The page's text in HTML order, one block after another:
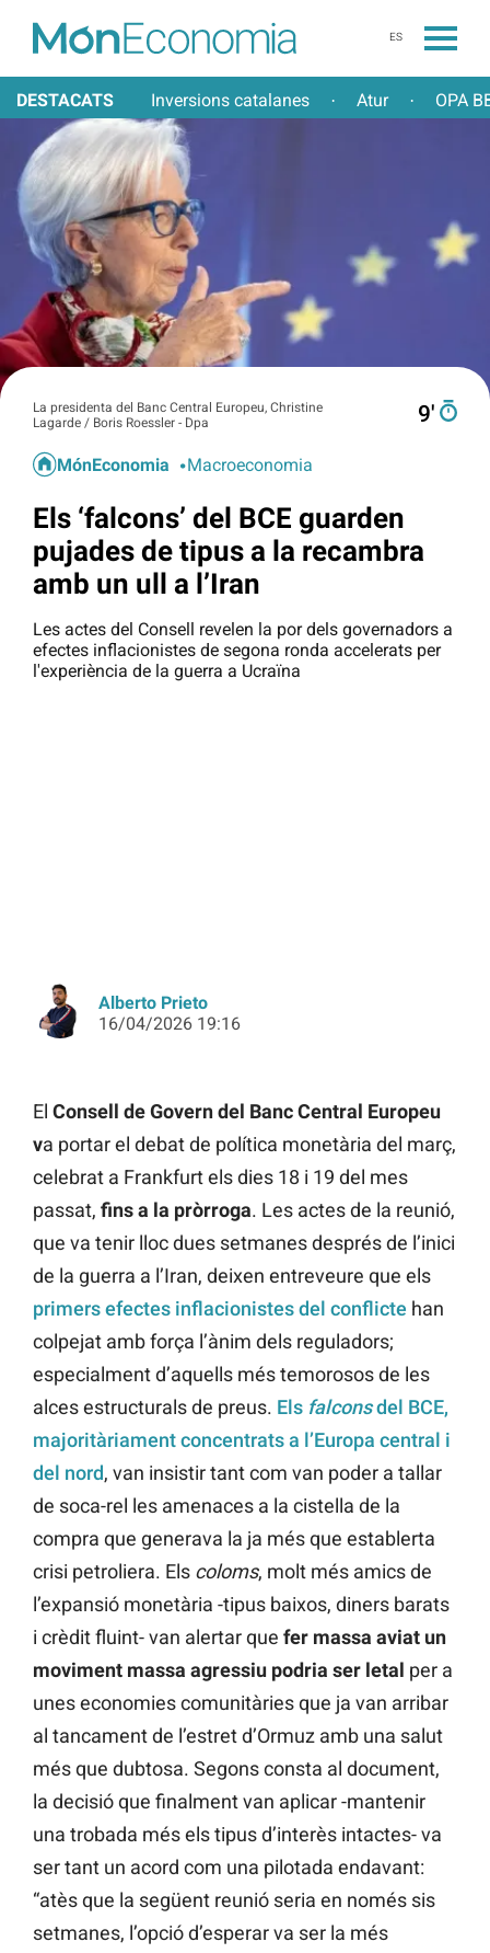
ES
DESTACATS Inversions catalanes · Atur · OPA
La presidenta del Banc Central Europeu, Christine
Lagarde / Boris Roessler - Dpa
9′
MónEconomia Macroeconomia
Els ‘falcons’ del BCE guarden
pujades de tipus a la recambra
amb un ull a l’Iran
Les actes del Consell revelen la por dels governadors a
efectes inflacionistes de segona ronda accelerats per
l'experiència de la guerra a Ucraïna
Alberto Prieto
16/04/2026 19:16
El Consell de Govern del Banc Central Europeu
va portar el debat de política monetària del març,
celebrat a Frankfurt els dies 18 i 19 del mes
passat, fins a la pròrroga. Les actes de la reunió,
que va tenir lloc dues setmanes després de l’inici
de la guerra a l’Iran, deixen entreveure que els
primers efectes inflacionistes del conflicte han
colpejat amb força l’ànim dels reguladors;
especialment d’aquells més temorosos de les
alces estructurals de preus. Els falconsdel BCE,
majoritàriament concentrats a l’Europa central i
del nord, van insistir tant com van poder a tallar
de soca-rel les amenaces a la cistella de la
compra que generava la ja més que establerta
crisi petroliera. Els coloms, molt més amics de
l’expansió monetària -tipus baixos, diners barats
i crèdit fluint- van alertar que fer massa aviat un
moviment massa agressiu podria ser letal per a
unes economies comunitàries que ja van arribar
al tancament de l’estret d’Ormuz amb una salut
més que dubtosa. Segons consta al document,
la decisió que finalment van aplicar -mantenir
una trobada més els tipus d’interès intactes- va
ser tant un acord com una pilotada endavant:
“atès que la següent reunió seria en només sis
setmanes, l’opció d’esperar va ser la més